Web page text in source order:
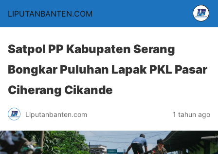
LIPUTANBANTEN.COM
Satpol PP Kabupaten Serang
Bongkar Puluhan Lapak PKL Pasar
Ciherang Cikande
Liputanbanten.com 1 tahun ago